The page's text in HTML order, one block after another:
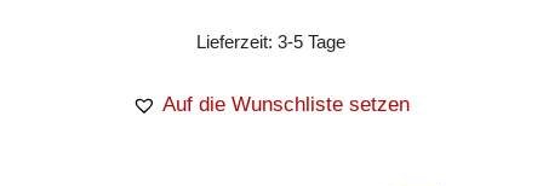
Lieferzeit:3-5 Tage
Auf die Wunschliste setzen